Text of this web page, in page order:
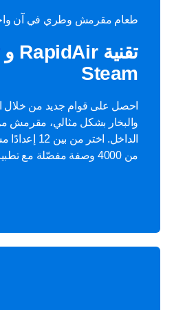
طعام مقرمش وطري في آن
Steam
احصل على قوام جديد من خلال
والبخار بشكل مثالي، مقرمش
الداخل. اختر من
من 4000 وصفة مفصّلة مع تطبيق HomeID.